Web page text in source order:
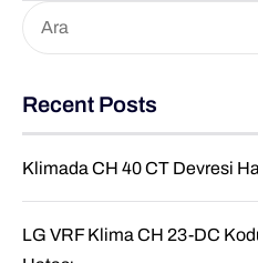
Recent Posts
Klimada CH 40 CT Devresi
LG VRF Klima CH 23-DC